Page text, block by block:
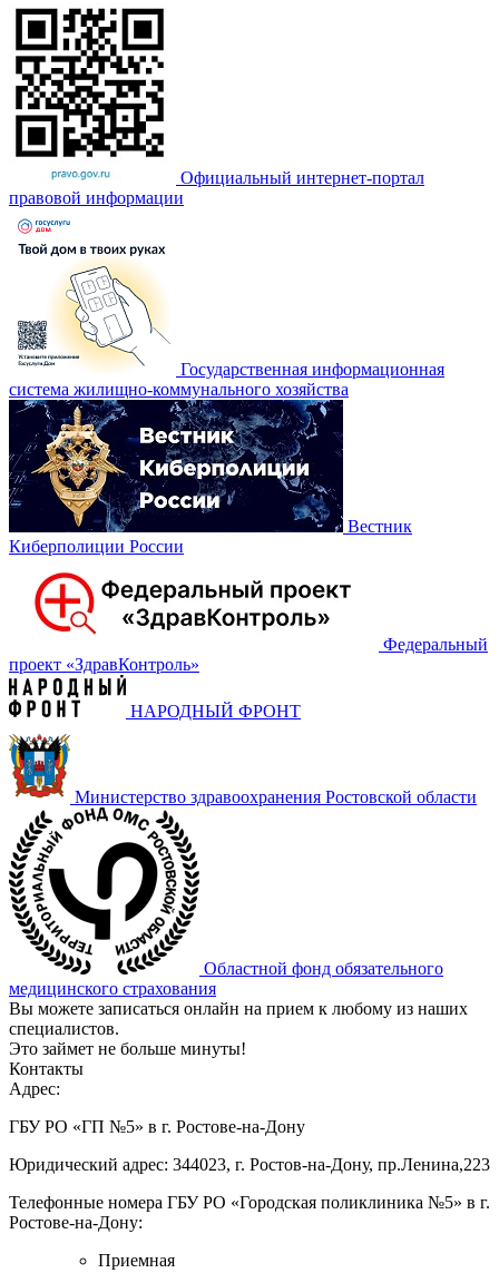
Официальный интернет-портал
правовой информации
Государственная информационная
система жилищно-коммунального хозяйства
Вестник
Киберполиции России
Федеральный
проект «‎ЗдравКонтроль»
НАРОДНЫЙ ФРОНТ
Министерство здравоохранения Ростовской области
Областной фонд обязательного
медицинского страхования
Вы можете записаться онлайн на прием к любому из наших
специалистов.
Это займет не больше минуты!
Контакты
Адрес:
ГБУ РО «ГП №5» в г. Ростове-на-Дону
Юридический адрес: 344023, г. Ростов-на-Дону, пр.Ленина,223
Телефонные номера ГБУ РО «Городская поликлиника №5» в г.
Ростове-на-Дону:
Приемная